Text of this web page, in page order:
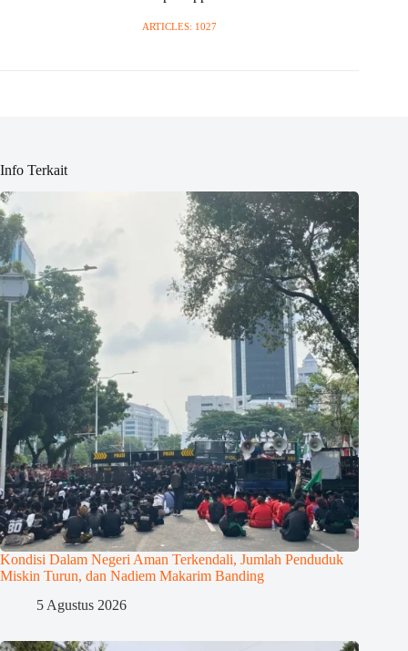
ARTICLES: 1027
Info Terkait
Kondisi Dalam Negeri Aman Terkendali, Jumlah Penduduk
Miskin Turun, dan Nadiem Makarim Banding
5 Agustus 2026